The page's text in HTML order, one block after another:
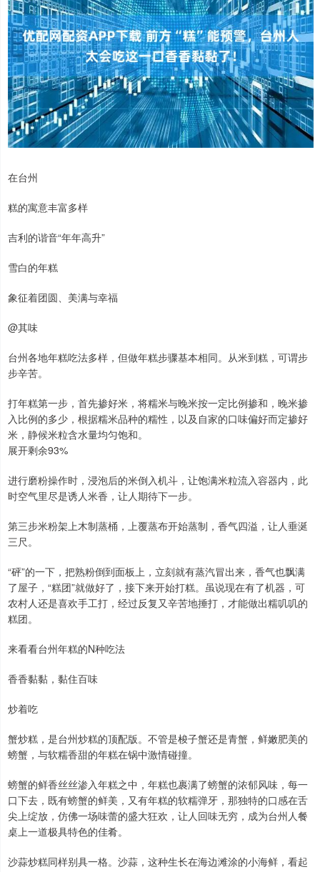
在台州
糕的寓意丰富多样
吉利的谐音“年年高升”
雪白的年糕
象征着团圆、美满与幸福
@其味
台州各地年糕吃法多样，但做年糕步骤基本相同。从米到糕，可谓步
步辛苦。
打年糕第一步，首先掺好米，将糯米与晚米按一定比例掺和，晚米掺
入比例的多少，根据糯米品种的糯性，以及自家的口味偏好而定掺好
米，静候米粒含水量均匀饱和。
展开剩余93%
进行磨粉操作时，浸泡后的米倒入机斗，让饱满米粒流入容器内，此
时空气里尽是诱人米香，让人期待下一步。
第三步米粉架上木制蒸桶，上覆蒸布开始蒸制，香气四溢，让人垂涎
三尺。
“砰”的一下，把熟粉倒到面板上，立刻就有蒸汽冒出来，香气也飘满
了屋子，“糕团”就做好了，接下来开始打糕。虽说现在有了机器，可
农村人还是喜欢手工打，经过反复又辛苦地捶打，才能做出糯叽叽的
糕团。
来看看台州年糕的N种吃法
香香黏黏，黏住百味
炒着吃
蟹炒糕，是台州炒糕的顶配版。不管是梭子蟹还是青蟹，鲜嫩肥美的
螃蟹，与软糯香甜的年糕在锅中激情碰撞。
螃蟹的鲜香丝丝渗入年糕之中，年糕也裹满了螃蟹的浓郁风味，每一
口下去，既有螃蟹的鲜美，又有年糕的软糯弹牙，那独特的口感在舌
尖上绽放，仿佛一场味蕾的盛大狂欢，让人回味无穷，成为台州人餐
桌上一道极具特色的佳肴。
沙蒜炒糕同样别具一格。沙蒜，这种生长在海边滩涂的小海鲜，看起